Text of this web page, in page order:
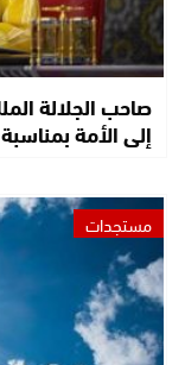
صاحب الجلالة
إلى الأمة
مستجدات